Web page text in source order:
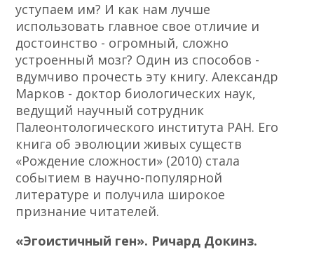
уступаем им? И как нам лучше
использовать главное свое отличие и
достоинство - огромный, сложно
устроенный мозг? Один из способов -
вдумчиво прочесть эту книгу. Александр
Марков - доктор биологических наук,
ведущий научный сотрудник
Палеонтологического института РАН. Его
книга об эволюции живых существ
«Рождение сложности» (2010) стала
событием в научно-популярной
литературе и получила широкое
признание читателей.
«Эгоистичный ген». Ричард Докинз.